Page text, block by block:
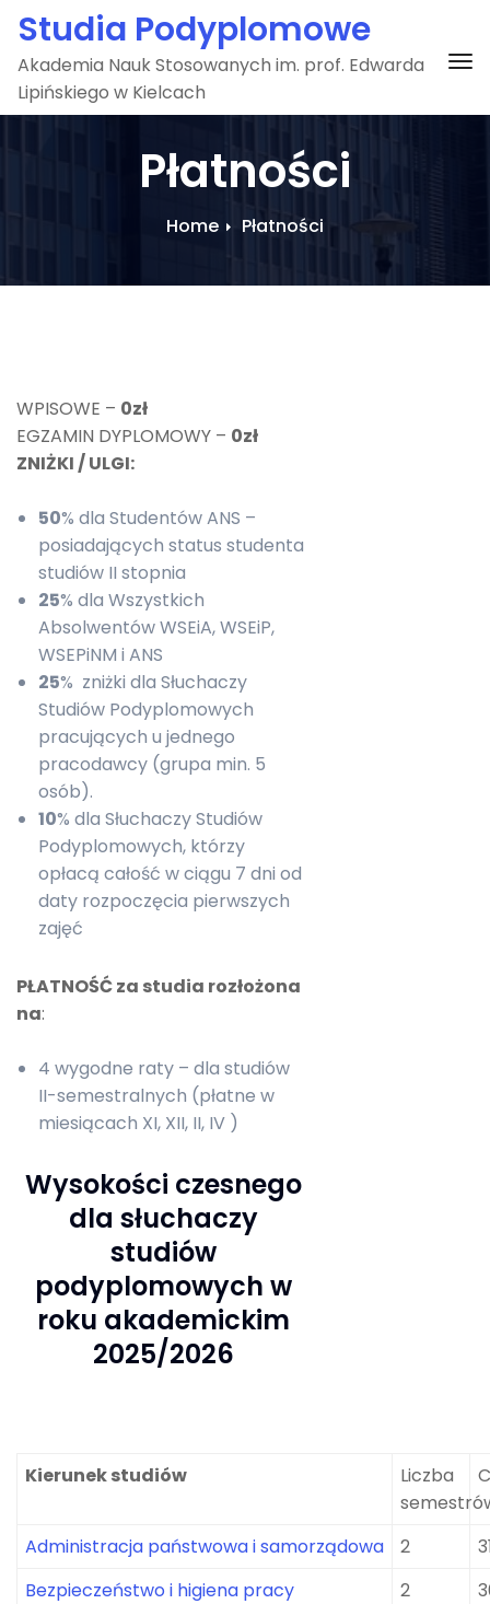
Skip
content
Studia Podyplomowe
Akademia Nauk Stosowanych im. prof. Edwarda
Lipińskiego w Kielcach
Płatności
Home Płatności
WPISOWE – 0zł
EGZAMIN DYPLOMOWY – 0zł
ZNIŻKI / ULGI:
50% dla Studentów ANS –
posiadających status studenta
studiów II stopnia
25% dla Wszystkich
Absolwentów WSEiA, WSEiP,
WSEPiNM i ANS
25% zniżki dla Słuchaczy
Studiów Podyplomowych
pracujących u jednego
pracodawcy (grupa min. 5
osób).
10% dla Słuchaczy Studiów
Podyplomowych, którzy
opłacą całość w ciągu 7 dni od
daty rozpoczęcia pierwszych
zajęć
PŁATNOŚĆ za studia rozłożona
na:
4 wygodne raty – dla studiów
II-semestralnych (płatne w
miesiącach XI, XII, II, IV )
Wysokości czesnego
dla słuchaczy
studiów
podyplomowych w
roku akademickim
2025/2026
Kierunek studiów
Liczba
Administracja państwowa i samorządowa 2
Bezpieczeństwo i higiena pracy
2